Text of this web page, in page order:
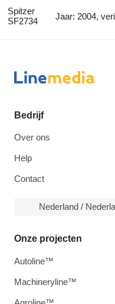
Spitzer
SF2734
Jaar: 2004,
Bedrijf
Over ons
Help
Contact
Nederland /
Onze projecten
Autoline™
Machineryline™